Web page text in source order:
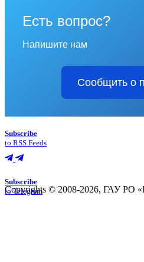
Есть вопрос?
Напишите нам
Сообщить о
Subscribe
to RSS Feeds
Subscribe
to Telegram
Copyrights © 2008-2026, ГАУ РО